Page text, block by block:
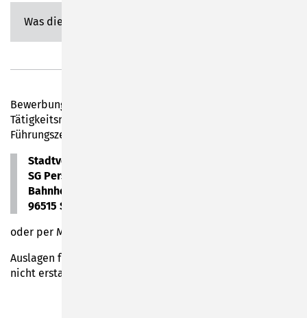
Was die Stelle bietet:
Bewerbungsunterlagen (Lebenslauf, Zeugnisabschriften,
Tätigkeitsmerkmale, erweitertes polizeiliches
Führungszeugnis) senden Sie bitte an die:
Stadtverwaltung Sonneberg
SG Personal/Qualifizierung
Bahnhofsplatz 1
96515 Sonneberg
oder per Mail an
Auslagen für Vorstellungsgespräche/Reisekosten werden
nicht erstattet.